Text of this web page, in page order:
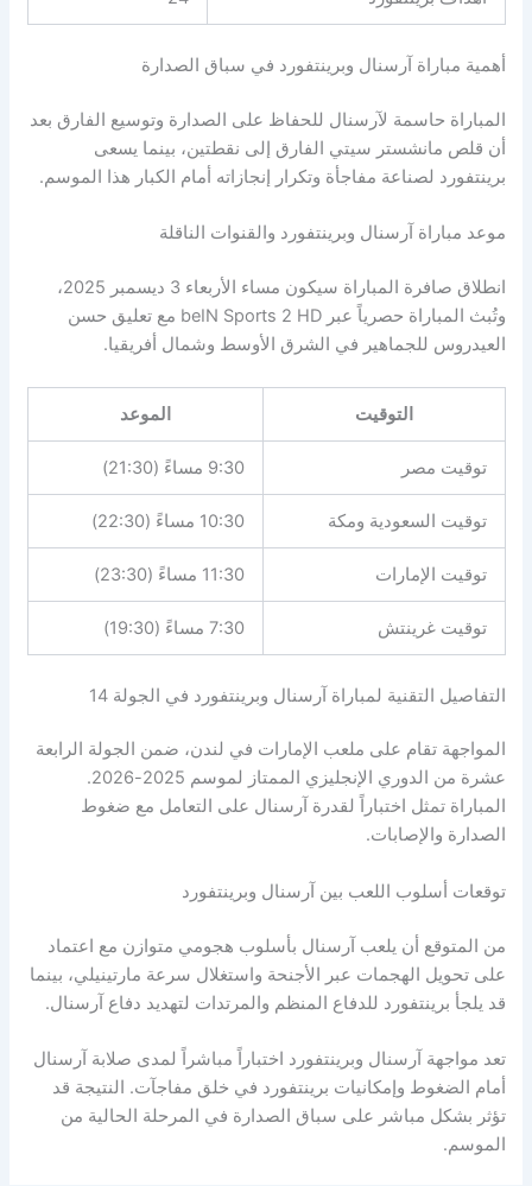
أهمية مباراة آرسنال وبرينتفورد في سباق الصدارة
المباراة حاسمة لآرسنال للحفاظ على الصدارة وتوسيع الفارق بعد
أن قلص مانشستر سيتي الفارق إلى نقطتين، بينما يسعى
برينتفورد لصناعة مفاجأة وتكرار إنجازاته أمام الكبار هذا الموسم.
موعد مباراة آرسنال وبرينتفورد والقنوات الناقلة
انطلاق صافرة المباراة سيكون مساء الأربعاء 3 ديسمبر 2025،
وتُبث المباراة حصرياً عبر beIN Sports 2 HD مع تعليق حسن
العيدروس للجماهير في الشرق الأوسط وشمال أفريقيا.
التوقيت الموعد
توقيت مصر 9:30 مساءً (21:30)
توقيت السعودية ومكة 10:30 مساءً (22:30)
توقيت الإمارات 11:30 مساءً (23:30)
توقيت غرينتش 7:30 مساءً (19:30)
التفاصيل التقنية لمباراة آرسنال وبرينتفورد في الجولة 14
المواجهة تقام على ملعب الإمارات في لندن، ضمن الجولة الرابعة
عشرة من الدوري الإنجليزي الممتاز لموسم 2025-2026.
المباراة تمثل اختباراً لقدرة آرسنال على التعامل مع ضغوط
الصدارة والإصابات.
توقعات أسلوب اللعب بين آرسنال وبرينتفورد
من المتوقع أن يلعب آرسنال بأسلوب هجومي متوازن مع اعتماد
على تحويل الهجمات عبر الأجنحة واستغلال سرعة مارتينيلي، بينما
قد يلجأ برينتفورد للدفاع المنظم والمرتدات لتهديد دفاع آرسنال.
تعد مواجهة آرسنال وبرينتفورد اختباراً مباشراً لمدى صلابة آرسنال
أمام الضغوط وإمكانيات برينتفورد في خلق مفاجآت. النتيجة قد
تؤثر بشكل مباشر على سباق الصدارة في المرحلة الحالية من
الموسم.